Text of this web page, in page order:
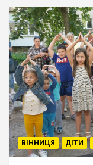
ВІННИЦЯ ДІТИ